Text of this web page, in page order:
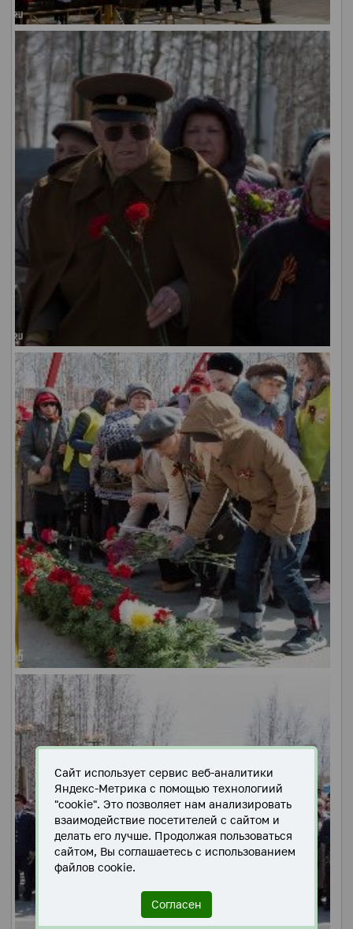
Сайт использует сервис веб-аналитики
Яндекс-Метрика с помощью технологиий
"cookie". Это позволяет нам анализировать
взаимодействие посетителей с сайтом и
делать его лучше. Продолжая пользоваться
сайтом, Вы соглашаетесь с использованием
файлов cookie.
Согласен